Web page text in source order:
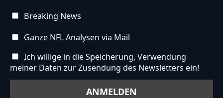
Breaking News
Ganze NFL Analysen via Mail
Ich willige in die Speicherung, Verwendung
meiner Daten zur Zusendung des Newsletters ein!